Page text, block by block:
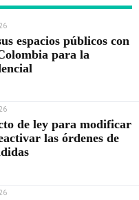
espacios públicos con
para la
de ley para modificar
las órdenes de